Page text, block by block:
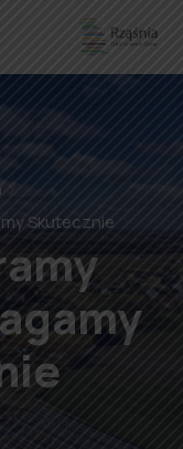
Skutecznie